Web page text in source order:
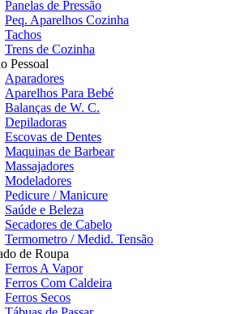
Panelas de Pressão
Peq. Aparelhos Cozinha
Tachos
Trens de Cozinha
Pessoal
Aparadores
Aparelhos Para Bebé
Balanças de W. C.
Depiladoras
Escovas de Dentes
Maquinas de Barbear
Massajadores
Modeladores
Pedicure / Manicure
Saúde e Beleza
Secadores de Cabelo
Termometro / Medid. Tensão
de Roupa
Ferros A Vapor
Ferros Com Caldeira
Ferros Secos